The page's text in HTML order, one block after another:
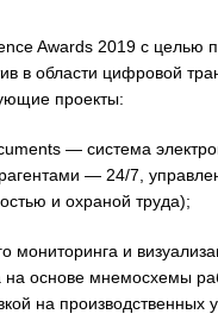
Awards 2019 с целью
в области цифровой
проекты:
— система
— 24/7,
и охраной труда);
и
на основе мнемосхемы
на производственных